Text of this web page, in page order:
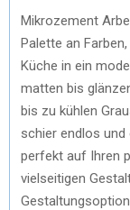
Mikrozement
Palette an
Küche in ein
matten bis
bis zu kühlen
schier endlos und
perfekt auf Ihren
vielseitigen